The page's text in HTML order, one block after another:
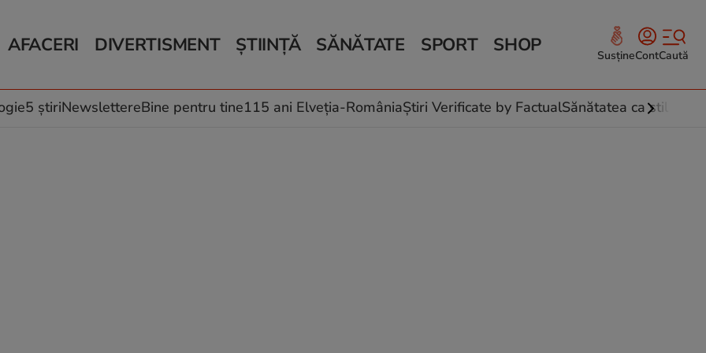
AFACERI
Auto
Locuri de muncă
DIVERTISMENT
Horoscop
Muzică și Filme
ȘTIINȚĂ
Schimbări climatice
SĂNĂTATE
Relații
Rețete culinare
SPORT SHOP SusțineContCaută
5 știriNewslettereBine pentru tine115 ani Elveția-RomâniaȘtiri Verificate by FactualSănătatea ca stil de